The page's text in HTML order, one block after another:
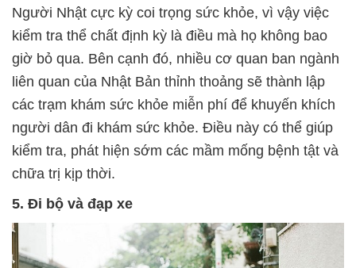
Người Nhật cực kỳ coi trọng sức khỏe, vì vậy việc
kiểm tra thể chất định kỳ là điều mà họ không bao
giờ bỏ qua. Bên cạnh đó, nhiều cơ quan ban ngành
liên quan của Nhật Bản thỉnh thoảng sẽ thành lập
các trạm khám sức khỏe miễn phí để khuyến khích
người dân đi khám sức khỏe. Điều này có thể giúp
kiểm tra, phát hiện sớm các mầm mống bệnh tật và
chữa trị kịp thời.
5. Đi bộ và đạp xe